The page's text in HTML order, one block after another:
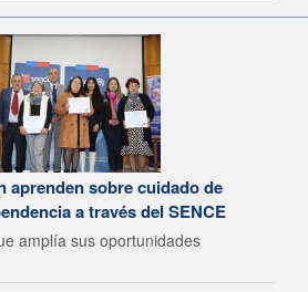
aprenden sobre cuidado de
a través del SENCE
amplía sus oportunidades